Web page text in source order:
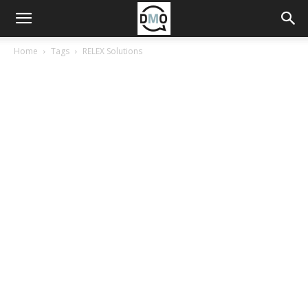
Home Tags RELEX Solutions